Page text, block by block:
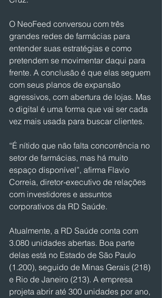
O NeoFeed conversou com três
grandes redes de farmácias para
entender suas estratégias e como
pretendem se movimentar daqui para
frente. A conclusão é que elas seguem
com seus planos de expansão
agressivos, com abertura de lojas. Mas
o digital é uma forma que vai ser cada
vez mais usada para buscar clientes.
“É nítido que não falta concorrência no
setor de farmácias, mas há muito
espaço disponível”, afirma Flavio
Correia, diretor-executivo de relações
com investidores e assuntos
corporativos da RD Saúde.
Atualmente, a RD Saúde conta com
3.080 unidades abertas. Boa parte
delas está no Estado de São Paulo
(1.200), seguido de Minas Gerais (218)
e Rio de Janeiro (213). A empresa
projeta abrir até 300 unidades por ano,